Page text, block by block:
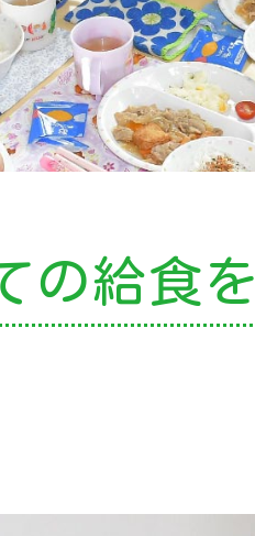
のお便り
（販売）
ス
色
の給食を